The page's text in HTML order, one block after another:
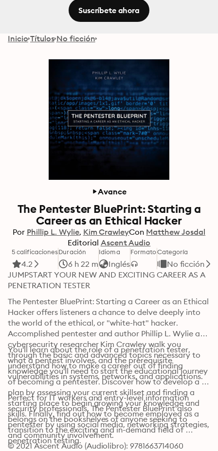
Suscríbete ahora
Inicio Títulos No ficción
Avance
The Pentester BluePrint: Starting a
Career as an Ethical Hacker
Por Phillip L. Wylie Kim CrawleyCon Matthew Josdal
Editorial Ascent Audio
5 calificaciones
4.2
Duración
6 h 22 m
Idioma
Inglés
FormatoCategoría
No ficción
JUMPSTART YOUR NEW AND EXCITING CAREER AS A
PENETRATION TESTER
The Pentester BluePrint: Starting a Career as an Ethical
Hacker offers listeners a chance to delve deeply into
the world of the ethical, or "white-hat" hacker.
Accomplished pentester and author Phillip L. Wylie and
cybersecurity researcher Kim Crawley walk you
through the basic and advanced topics necessary to
understand how to make a career out of finding
vulnerabilities in systems, networks, and applications.
You'll learn about the role of a penetration tester,
what a pentest involves, and the prerequisite
knowledge you'll need to start the educational journey
of becoming a pentester. Discover how to develop a
plan by assessing your current skillset and finding a
starting place to begin growing your knowledge and
skills. Finally, find out how to become employed as a
pentester by using social media, networking strategies,
and community involvement.
Perfect for IT workers and entry-level information
security professionals, The Pentester BluePrint also
belongs on the bookshelves of anyone seeking to
transition to the exciting and in-demand field of
penetration testing.
© 2021 Ascent Audio (Audiolibro): 9781663714060